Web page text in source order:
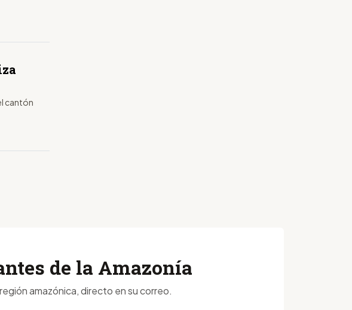
cantón
de la Amazonía
amazónica, directo en su correo.